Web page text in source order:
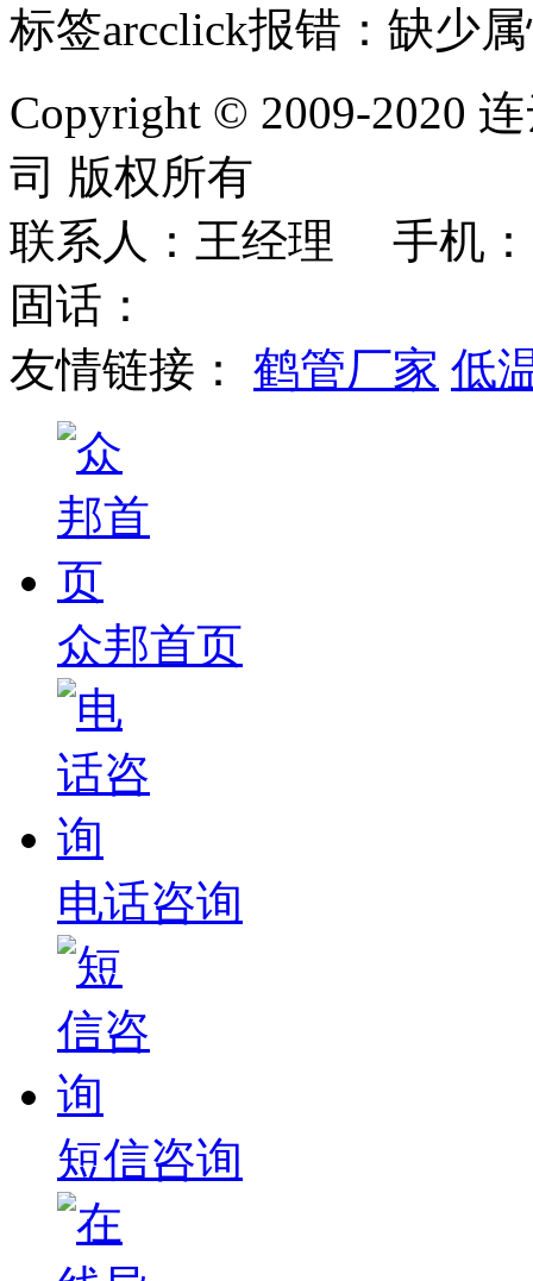
标签arcclick报错：缺少
Copyright © 2009-2020
司 版权所有
联系人：王经理 手机：
固话：
友情链接： 鹤管厂家 低
众邦首页
电话咨询
短信咨询